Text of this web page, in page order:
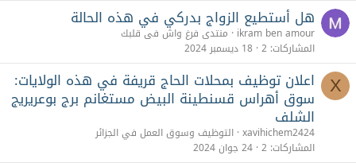
هل أستطيع الزواج بدركي في هذه الحالة
ikram ben amour منتدى فرغ واش فى قلبك
المشاركات 2 18 ديسمبر 2024
X اعلان توظيف بمحلات الحاج قريفة في هذه الولايات:
سوق أهراس قسنطينة البيض مستغانم برج بوعريريج
الشلف
xavihichem2424 التوظيف وسوق العمل في الجزائر
المشاركات 2 24 جوان 2024